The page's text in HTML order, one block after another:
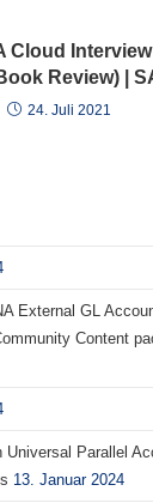
Cloud
Review) |
24. Juli 2021
External GL
Content
Universal Parallel
13. Januar 2024